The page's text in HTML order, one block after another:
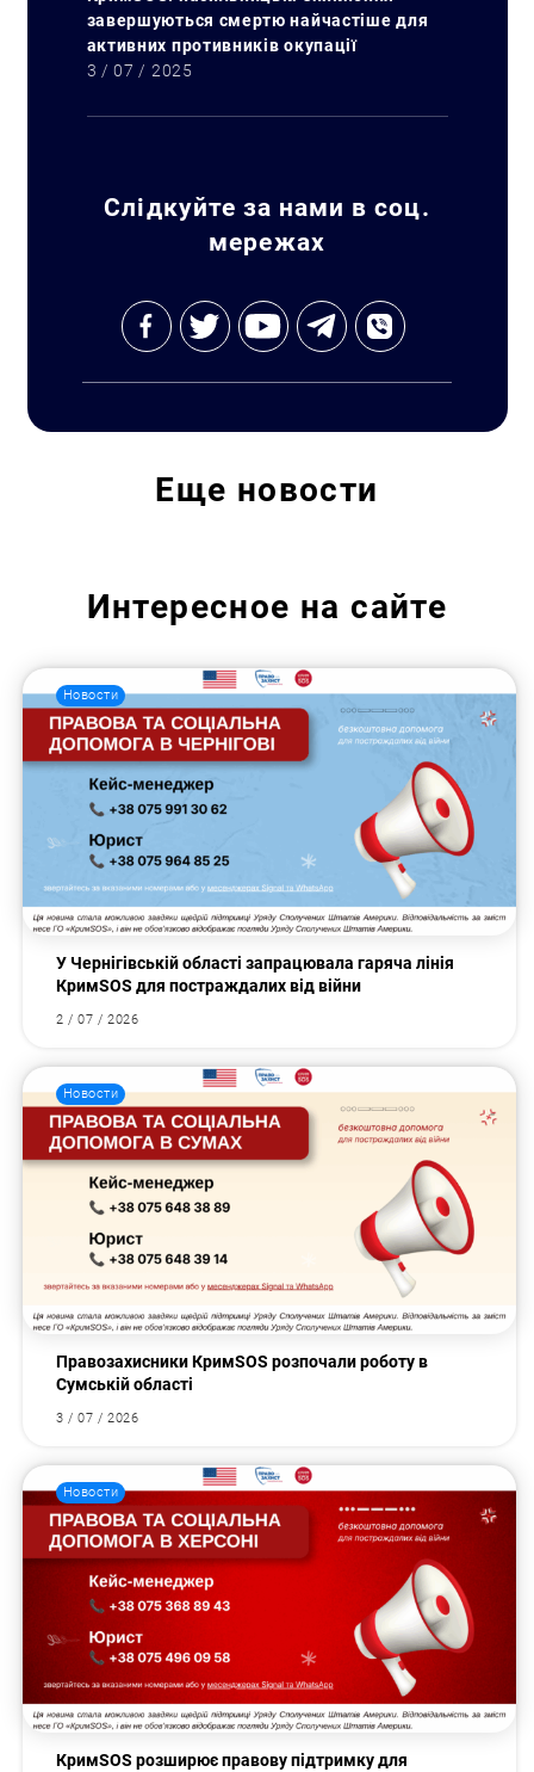
завершуються смертю найчастіше для
активних противників окупації
3 / 07 / 2025
Слідкуйте за нами в соц.
мережах
Еще новости
Интересное на сайте
Новости
У Чернігівській області запрацювала гаряча лінія
КримSOS для постраждалих від війни
2 / 07 / 2026
Новости
Правозахисники КримSOS розпочали роботу в
Сумській області
3 / 07 / 2026
Новости
КримSOS розширює правову підтримку для